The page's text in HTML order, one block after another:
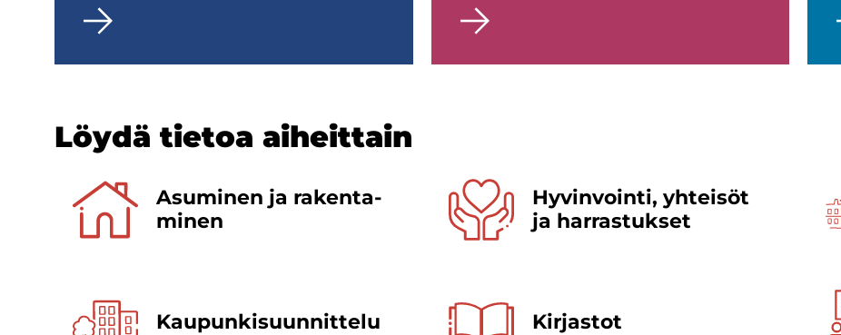
Löydä tie­toa ai­heit­tain
Asu­mi­nen ja ra­ken­ta­
mi­nen
Hy­vin­voin­ti, yh­tei­söt
ja har­ras­tuk­set
Kaupunki­suunnittelu Kir­jas­tot